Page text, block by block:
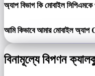
অ্যাপ বিভাগ কি মোবাইল সিপিএমকে
আমি কিভাবে আমার মোবাইল অ্যাপ
বিনামূল্যে বিপণন